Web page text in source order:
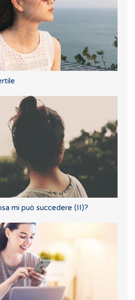
mi può succedere (II)?